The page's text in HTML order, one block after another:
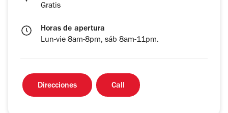
Gratis
Horas de apertura
Lun-vie 8am-8pm, sáb 8am-11pm.
Direcciones Call